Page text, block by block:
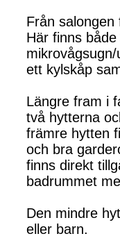
Från salongen
Här finns
ett kylskåp
Längre fram i
två hytterna
främre hytten
och bra
finns direkt
badrummet
Den mindre
eller barn.